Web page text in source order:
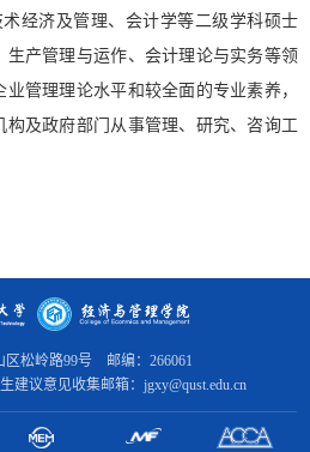
经济及管理、会计学等二级学科硕士
产管理与运作、 会计理论与实务等领
业管理理论水平和较全面的专业素养，
及政府部门从事管理、研究、咨询工
区松岭路99号 邮编：266061
建议意见收集邮箱：jgxy@qust.edu.cn